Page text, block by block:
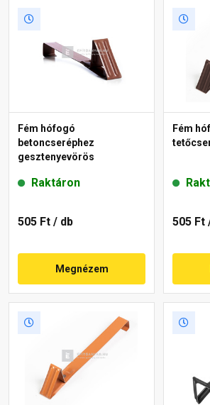
Fém hófogó
betoncseréphez
gesztenyevörös
Raktáron
505 Ft / db
Megnézem
Fém
505 Ft